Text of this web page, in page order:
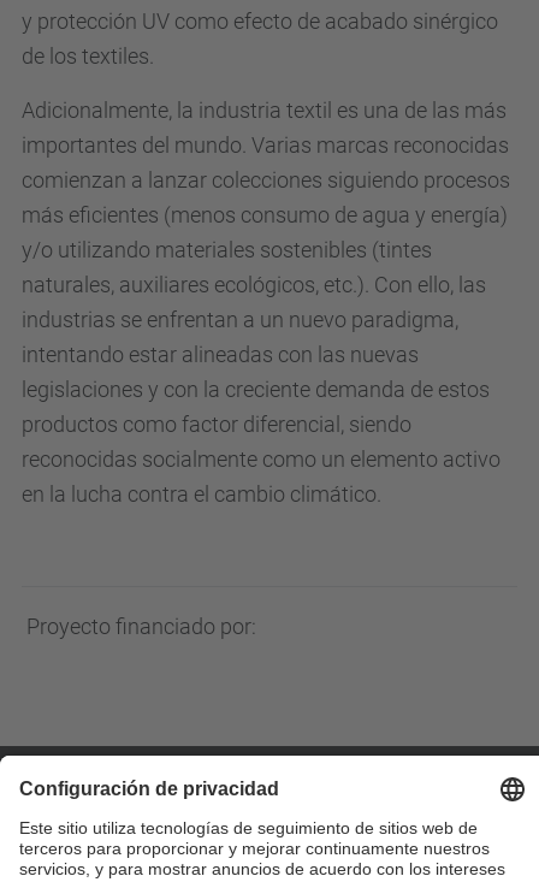
y protección UV como efecto de acabado sinérgico
de los textiles.
Adicionalmente, la industria textil es una de las más
importantes del mundo. Varias marcas reconocidas
comienzan a lanzar colecciones siguiendo procesos
más eficientes (menos consumo de agua y energía)
y/o utilizando materiales sostenibles (tintes
naturales, auxiliares ecológicos, etc.). Con ello, las
industrias se enfrentan a un nuevo paradigma,
intentando estar alineadas con las nuevas
legislaciones y con la creciente demanda de estos
productos como factor diferencial, siendo
reconocidas socialmente como un elemento activo
en la lucha contra el cambio climático.
Proyecto financiado por:
Contacto